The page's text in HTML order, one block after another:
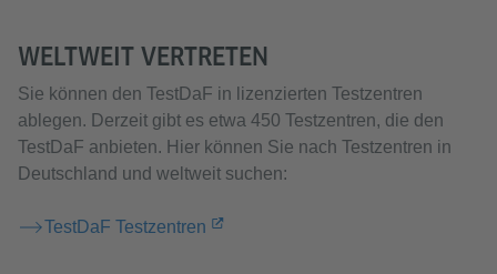
WELTWEIT VERTRETEN
Sie können den TestDaF in lizenzierten Testzentren
ablegen. Derzeit gibt es etwa 450 Testzentren, die den
TestDaF anbieten. Hier können Sie nach Testzentren in
Deutschland und weltweit suchen:
TestDaF Testzentren